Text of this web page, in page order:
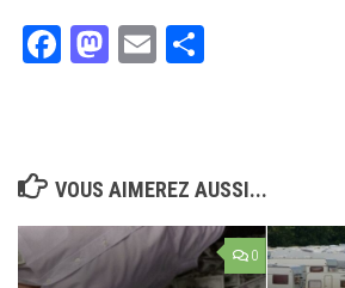
Facebook
Mastodon
Email
VOUS AIMEREZ AUSSI...
0